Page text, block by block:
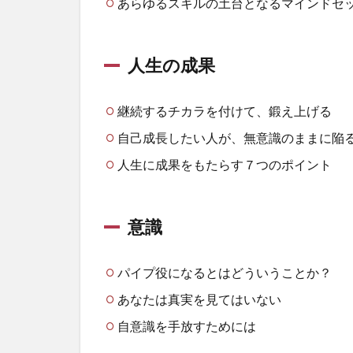
人生の成果
継続するチカラを付けて、鍛え上げる
自己成長したい人が、無意識のままに陥
人生に成果をもたらす７つのポイント
意識
パイプ役になるとはどういうことか？
あなたは真実を見てはいない
自意識を手放すためには